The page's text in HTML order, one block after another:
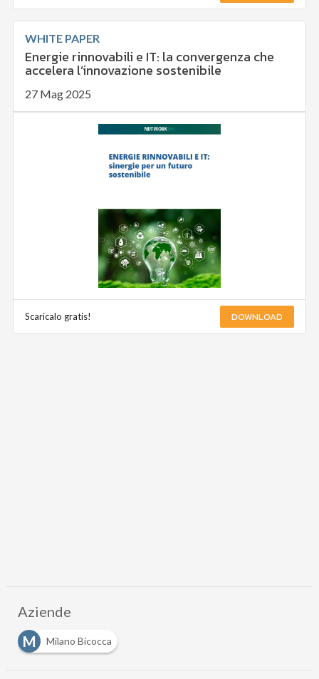
WHITE PAPER
Energie rinnovabili e IT: la convergenza che
accelera l’innovazione sostenibile
27 Mag 2025
Scaricalo gratis! DOWNLOAD
Aziende
M
Milano Bicocca